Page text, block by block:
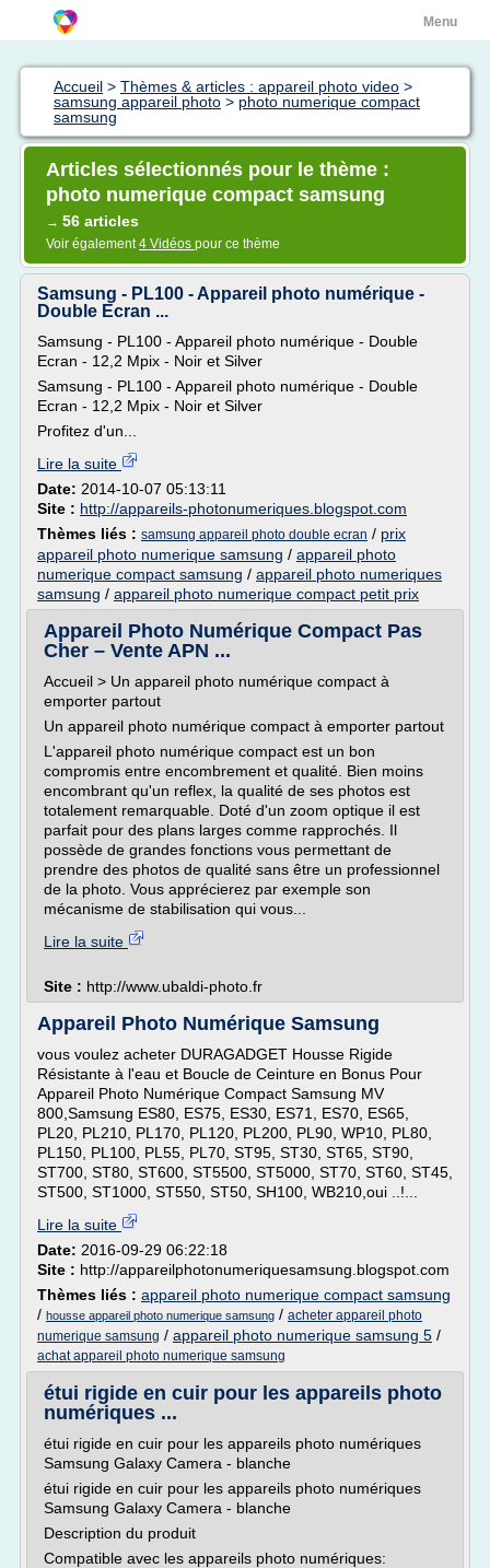
Menu
Accueil > Thèmes & articles : appareil photo video >
samsung appareil photo > photo numerique compact
samsung
Articles sélectionnés pour le thème :
photo numerique compact samsung
→ 56 articles
Voir également4 Vidéos pour ce thème
Samsung - PL100 - Appareil photo numérique -
Double Ecran ...
Samsung - PL100 - Appareil photo numérique - Double
Ecran - 12,2 Mpix - Noir et Silver
Samsung - PL100 - Appareil photo numérique - Double
Ecran - 12,2 Mpix - Noir et Silver
Profitez d'un...
Lire la suite
Date: 2014-10-07 05:13:11
Site : http://appareils-photonumeriques.blogspot.com
Thèmes liés : samsung appareil photo double ecran / prix
appareil photo numerique samsung / appareil photo
numerique compact samsung / appareil photo numeriques
samsung / appareil photo numerique compact petit prix
Appareil Photo Numérique Compact Pas
Cher – Vente APN ...
Accueil > Un appareil photo numérique compact à
emporter partout
Un appareil photo numérique compact à emporter partout
L'appareil photo numérique compact est un bon
compromis entre encombrement et qualité. Bien moins
encombrant qu'un reflex, la qualité de ses photos est
totalement remarquable. Doté d'un zoom optique il est
parfait pour des plans larges comme rapprochés. Il
possède de grandes fonctions vous permettant de
prendre des photos de qualité sans être un professionnel
de la photo. Vous apprécierez par exemple son
mécanisme de stabilisation qui vous...
Lire la suite
Site : http://www.ubaldi-photo.fr
Appareil Photo Numérique Samsung
vous voulez acheter DURAGADGET Housse Rigide
Résistante à l'eau et Boucle de Ceinture en Bonus Pour
Appareil Photo Numérique Compact Samsung MV
800,Samsung ES80, ES75, ES30, ES71, ES70, ES65,
PL20, PL210, PL170, PL120, PL200, PL90, WP10, PL80,
PL150, PL100, PL55, PL70, ST95, ST30, ST65, ST90,
ST700, ST80, ST600, ST5500, ST5000, ST70, ST60, ST45,
ST500, ST1000, ST550, ST50, SH100, WB210,oui ..!...
Lire la suite
Date: 2016-09-29 06:22:18
Site : http://appareilphotonumeriquesamsung.blogspot.com
Thèmes liés : appareil photo numerique compact samsung
/ housse appareil photo numerique samsung / acheter appareil photo
numerique samsung / appareil photo numerique samsung 5 /
achat appareil photo numerique samsung
étui rigide en cuir pour les appareils photo
numériques ...
étui rigide en cuir pour les appareils photo numériques
Samsung Galaxy Camera - blanche
étui rigide en cuir pour les appareils photo numériques
Samsung Galaxy Camera - blanche
Description du produit
Compatible avec les appareils photo numériques: